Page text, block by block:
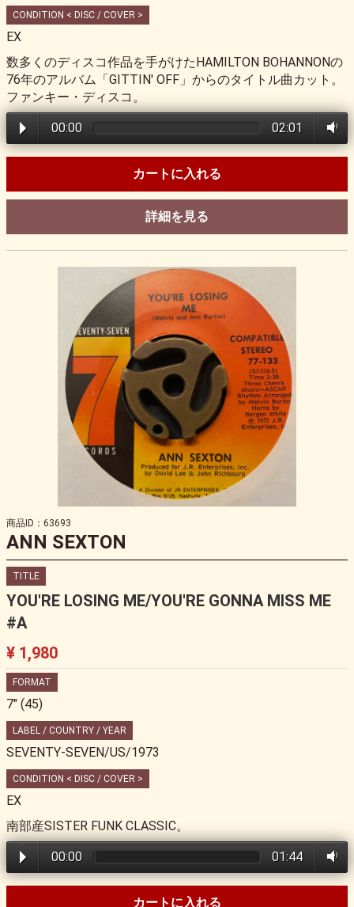
CONDITION < DISC / COVER >
EX
数多くのディスコ作品を手がけたHAMILTON BOHANNONの
76年のアルバム「GITTIN' OFF」からのタイトル曲カット。
ファンキー・ディスコ。
00:00 02:01
カートに入れる
詳細を見る
商品ID：63693
ANN SEXTON
TITLE
YOU'RE LOSING ME/YOU'RE GONNA MISS ME
#A
¥ 1,980
FORMAT
7" (45)
LABEL / COUNTRY / YEAR
SEVENTY-SEVEN/US/1973
CONDITION < DISC / COVER >
EX
南部産SISTER FUNK CLASSIC。
00:00 01:44
カートに入れる